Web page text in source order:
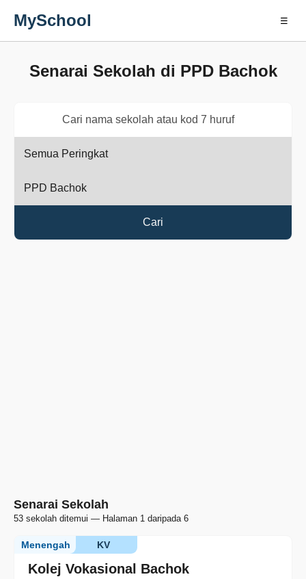
MySchool ☰
Senarai Sekolah di PPD Bachok
Cari
Senarai Sekolah
53 sekolah ditemui — Halaman 1 daripada 6
Kolej Vokasional Bachok
KV
Menengah